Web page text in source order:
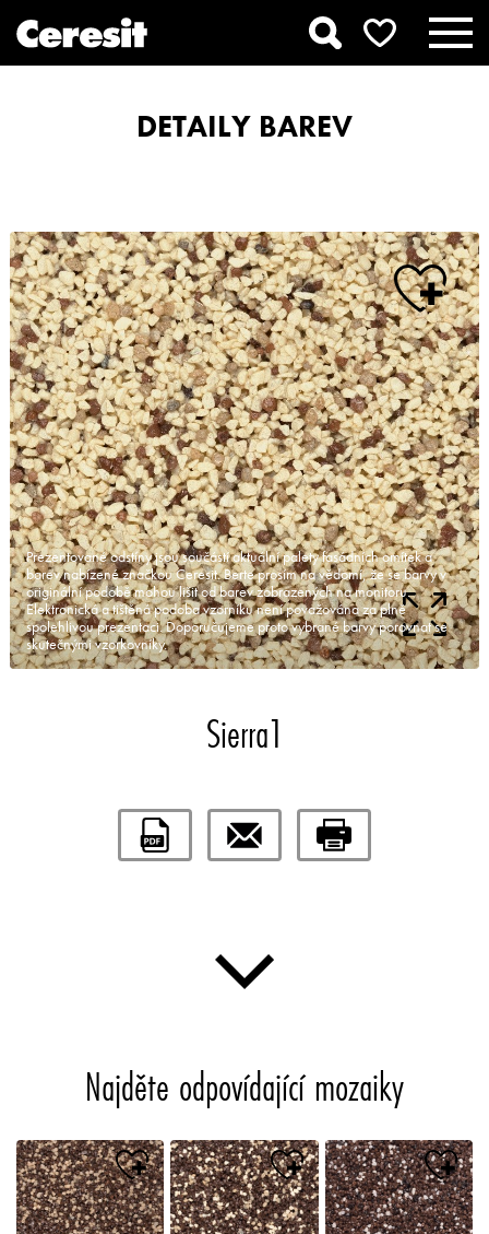
DETAILY BAREV
Prezentované odstíny jsou součástí aktuální palety fasádních omítek a
barev nabízené značkou Ceresit. Berte prosím na vědomí, že se barvy v
originální podobě mohou lišit od barev zobrazených na monitoru.
Elektronická a tištěná podoba vzorníku není považována za plně
spolehlivou prezentaci. Doporučujeme proto vybrané barvy porovnat se
skutečnými vzorkovníky.
Sierra1
Najděte odpovídající mozaiky